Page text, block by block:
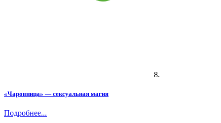
8.
«Чаровница» — сексуальная магия
Подробнее...